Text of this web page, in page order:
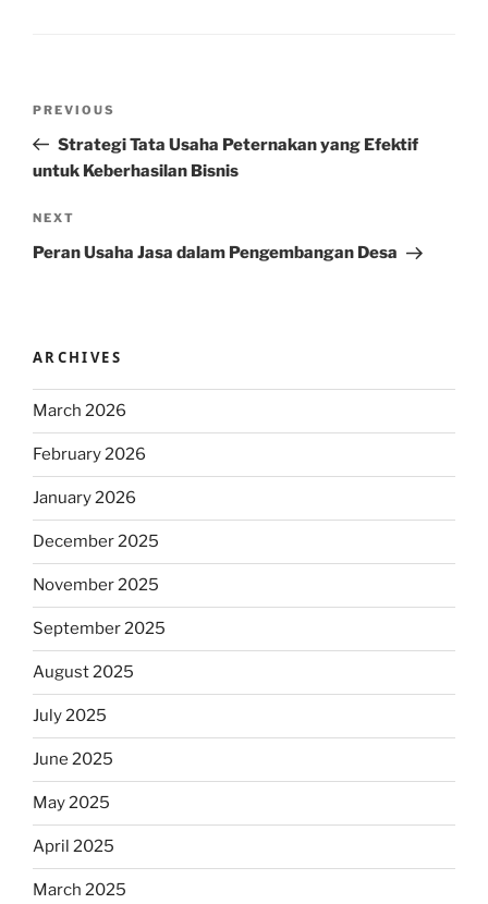
Previous
Post
PREVIOUS
Strategi Tata Usaha Peternakan yang Efektif
untuk Keberhasilan Bisnis
Next
Post
NEXT
Peran Usaha Jasa dalam Pengembangan Desa
ARCHIVES
March 2026
February 2026
January 2026
December 2025
November 2025
September 2025
August 2025
July 2025
June 2025
May 2025
April 2025
March 2025